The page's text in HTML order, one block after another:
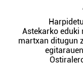
Astekarko eduki
martxan ditugun